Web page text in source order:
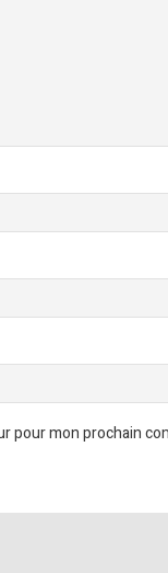
pour mon prochain